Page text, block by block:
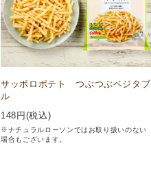
サッポロポテト つぶつぶベジタブ
ル
148 円(税込)
※ナチュラルローソンではお取り扱いのない
場合もございます。